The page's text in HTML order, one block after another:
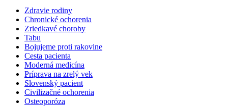
Zdravie rodiny
Chronické ochorenia
Zriedkavé choroby
Tabu
Bojujeme proti rakovine
Cesta pacienta
Moderná medicína
Príprava na zrelý vek
Slovenský pacient
Civilizačné ochorenia
Osteoporóza